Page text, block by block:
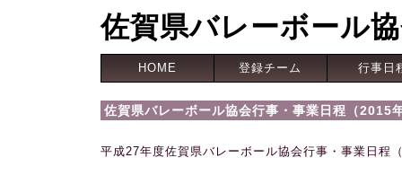
佐賀県バレーボール
HOME 登録チーム 行事日
佐賀県バレーボール協会行事・事業日程（2015
平成27年度佐賀県バレーボール協会行事・事業日程